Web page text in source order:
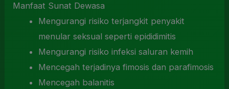
Manfaat Sunat Dewasa
Mengurangi risiko terjangkit penyakit
menular seksual seperti epididimitis
Mengurangi risiko infeksi saluran kemih
Mencegah terjadinya fimosis dan parafimosis
Mencegah balanitis